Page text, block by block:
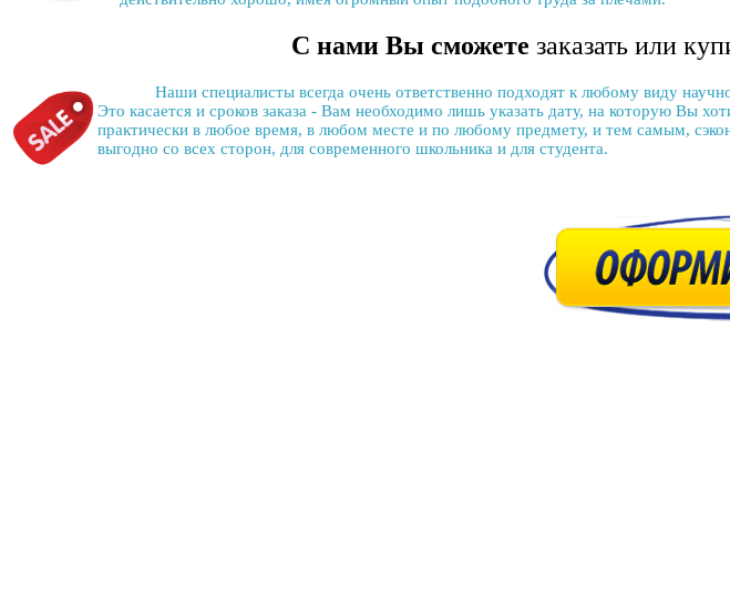
С нами Вы сможете заказать или
Наши специалисты всегда очень ответственно подходят к любому виду
Это касается и сроков заказа - Вам необходимо лишь указать дату, на которую Вы
практически в любое время, в любом месте и по любому предмету, и тем самым,
выгодно со всех сторон, для современного школьника и для студента.